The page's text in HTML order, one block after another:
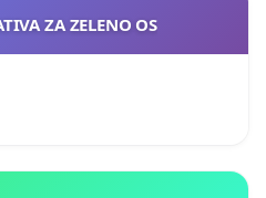
ZA ZELENO OS